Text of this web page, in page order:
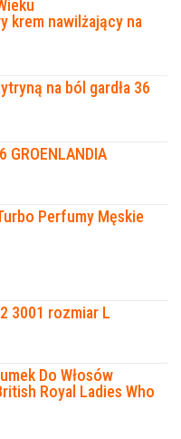
krem nawilżający na
na ból gardła 36
GROENLANDIA
Perfumy Męskie
3001 rozmiar L
Do Włosów
Royal Ladies Who